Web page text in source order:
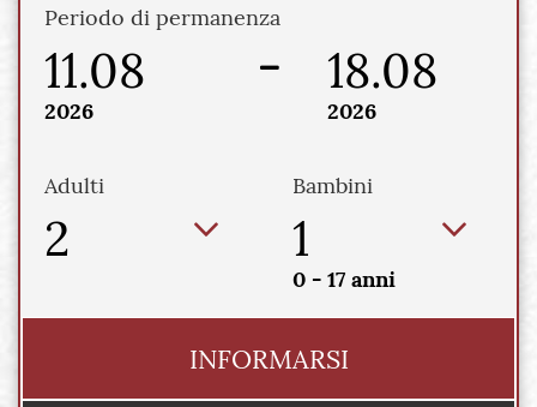
Periodo di permanenza
11.08 18.08
2026 2026
Adulti
2
Bambini
1
0 - 17 anni
INFORMARSI